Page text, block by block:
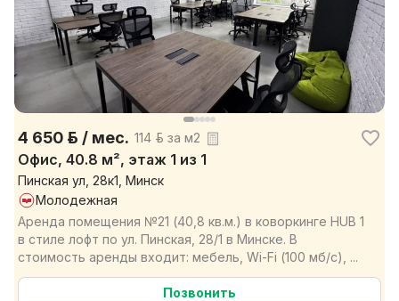
4 650 р. / мес. 114 р. за м2
Офис, 40.8 м², этаж 1 из 1
Пинская ул, 28к1, Минск
Молодежная
Аренда помещения №21 (40,8 кв.м.) в коворкинге HUB 1
в стиле лофт по ул. Пинская, 28/1 в Минске. В
стоимость аренды входит: мебель, Wi-Fi (100 мб/с), ...
Позвонить